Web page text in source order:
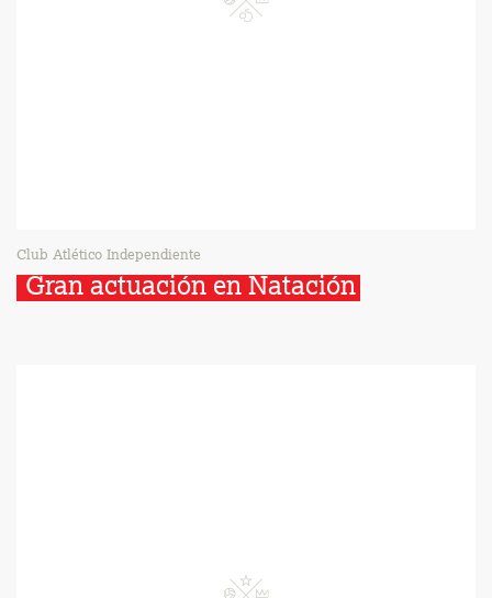
Club Atlético Independiente
Gran actuación en Natación